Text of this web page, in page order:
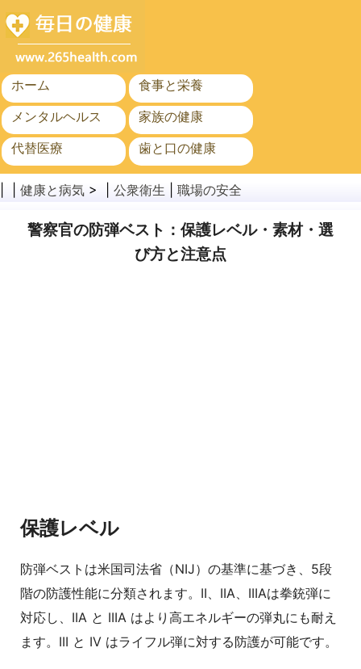
ホーム
食事と栄養
メンタルヘルス
家族の健康
代替医療
歯と口の健康
がん
公衆衛生
健康と病気 > | 公衆衛生 職場の安全
警察官の防弾ベスト：保護レベル・素材・選
び方と注意点
保護レベル
防弾ベストは米国司法省（NIJ）の基準に基づき、5段
階の防護性能に分類されます。II、IIA、IIIAは拳銃弾に
対応し、IIA と IIIA はより高エネルギーの弾丸にも耐え
ます。III と IV はライフル弾に対する防護が可能です。